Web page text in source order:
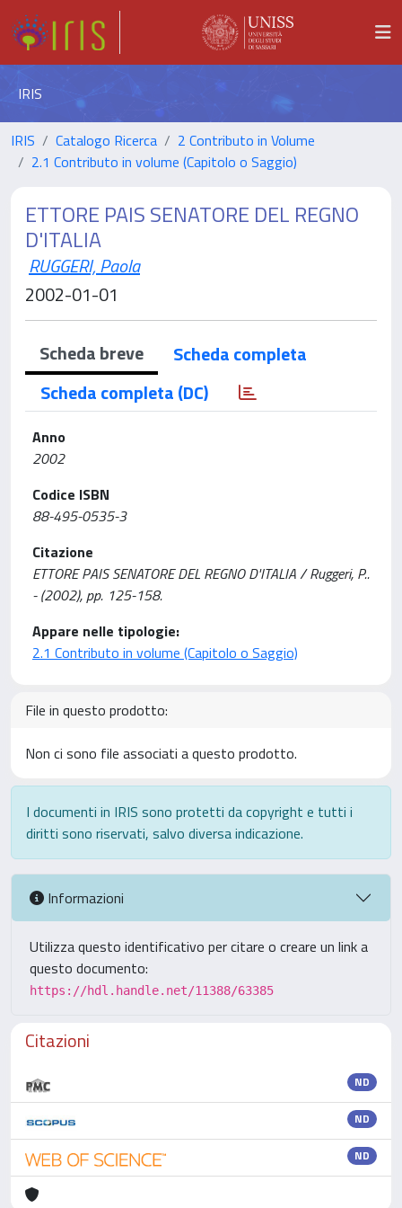
IRIS
IRIS Catalogo Ricerca
2 Contributo in Volume
2.1 Contributo in volume (Capitolo o Saggio)
ETTORE PAIS SENATORE DEL REGNO
D'ITALIA
RUGGERI, Paola
2002-01-01
Scheda breve
Scheda completa
Scheda completa (DC)
Anno
2002
Codice ISBN
88-495-0535-3
Citazione
ETTORE PAIS SENATORE DEL REGNO D'ITALIA / Ruggeri, P..
- (2002), pp. 125-158.
Appare nelle tipologie:
2.1 Contributo in volume (Capitolo o Saggio)
File in questo prodotto:
Non ci sono file associati a questo prodotto.
I documenti in IRIS sono protetti da copyright e tutti i
diritti sono riservati, salvo diversa indicazione.
Informazioni
Utilizza questo identificativo per citare o creare un link a
questo documento:
https://hdl.handle.net/11388/63385
Citazioni
ND
ND
ND